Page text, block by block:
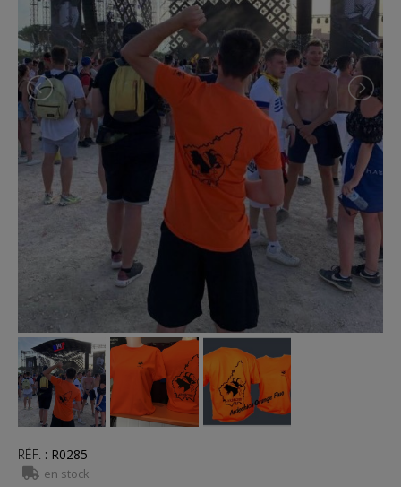
RÉF. : R0285
en stock